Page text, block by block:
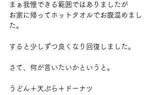
まぁ我慢できる範囲ではありましたが
お家に帰ってホットタオルでお腹温めまし
た。
すると少しずつ良くなり回復しました。
さて、何が言いたいかというと。
うどん＋天ぷら＋ドーナツ